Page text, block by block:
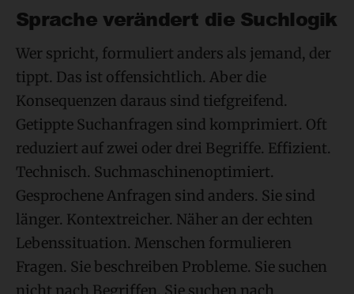
Sprache verändert die Suchlogik
Wer spricht, formuliert anders als jemand, der
tippt. Das ist offensichtlich. Aber die
Konsequenzen daraus sind tiefgreifend.
Getippte Suchanfragen sind komprimiert. Oft
reduziert auf zwei oder drei Begriffe. Effizient.
Technisch. Suchmaschinenoptimiert.
Gesprochene Anfragen sind anders. Sie sind
länger. Kontextreicher. Näher an der echten
Lebenssituation. Menschen formulieren
Fragen. Sie beschreiben Probleme. Sie suchen
nicht nach Begriffen. Sie suchen nach